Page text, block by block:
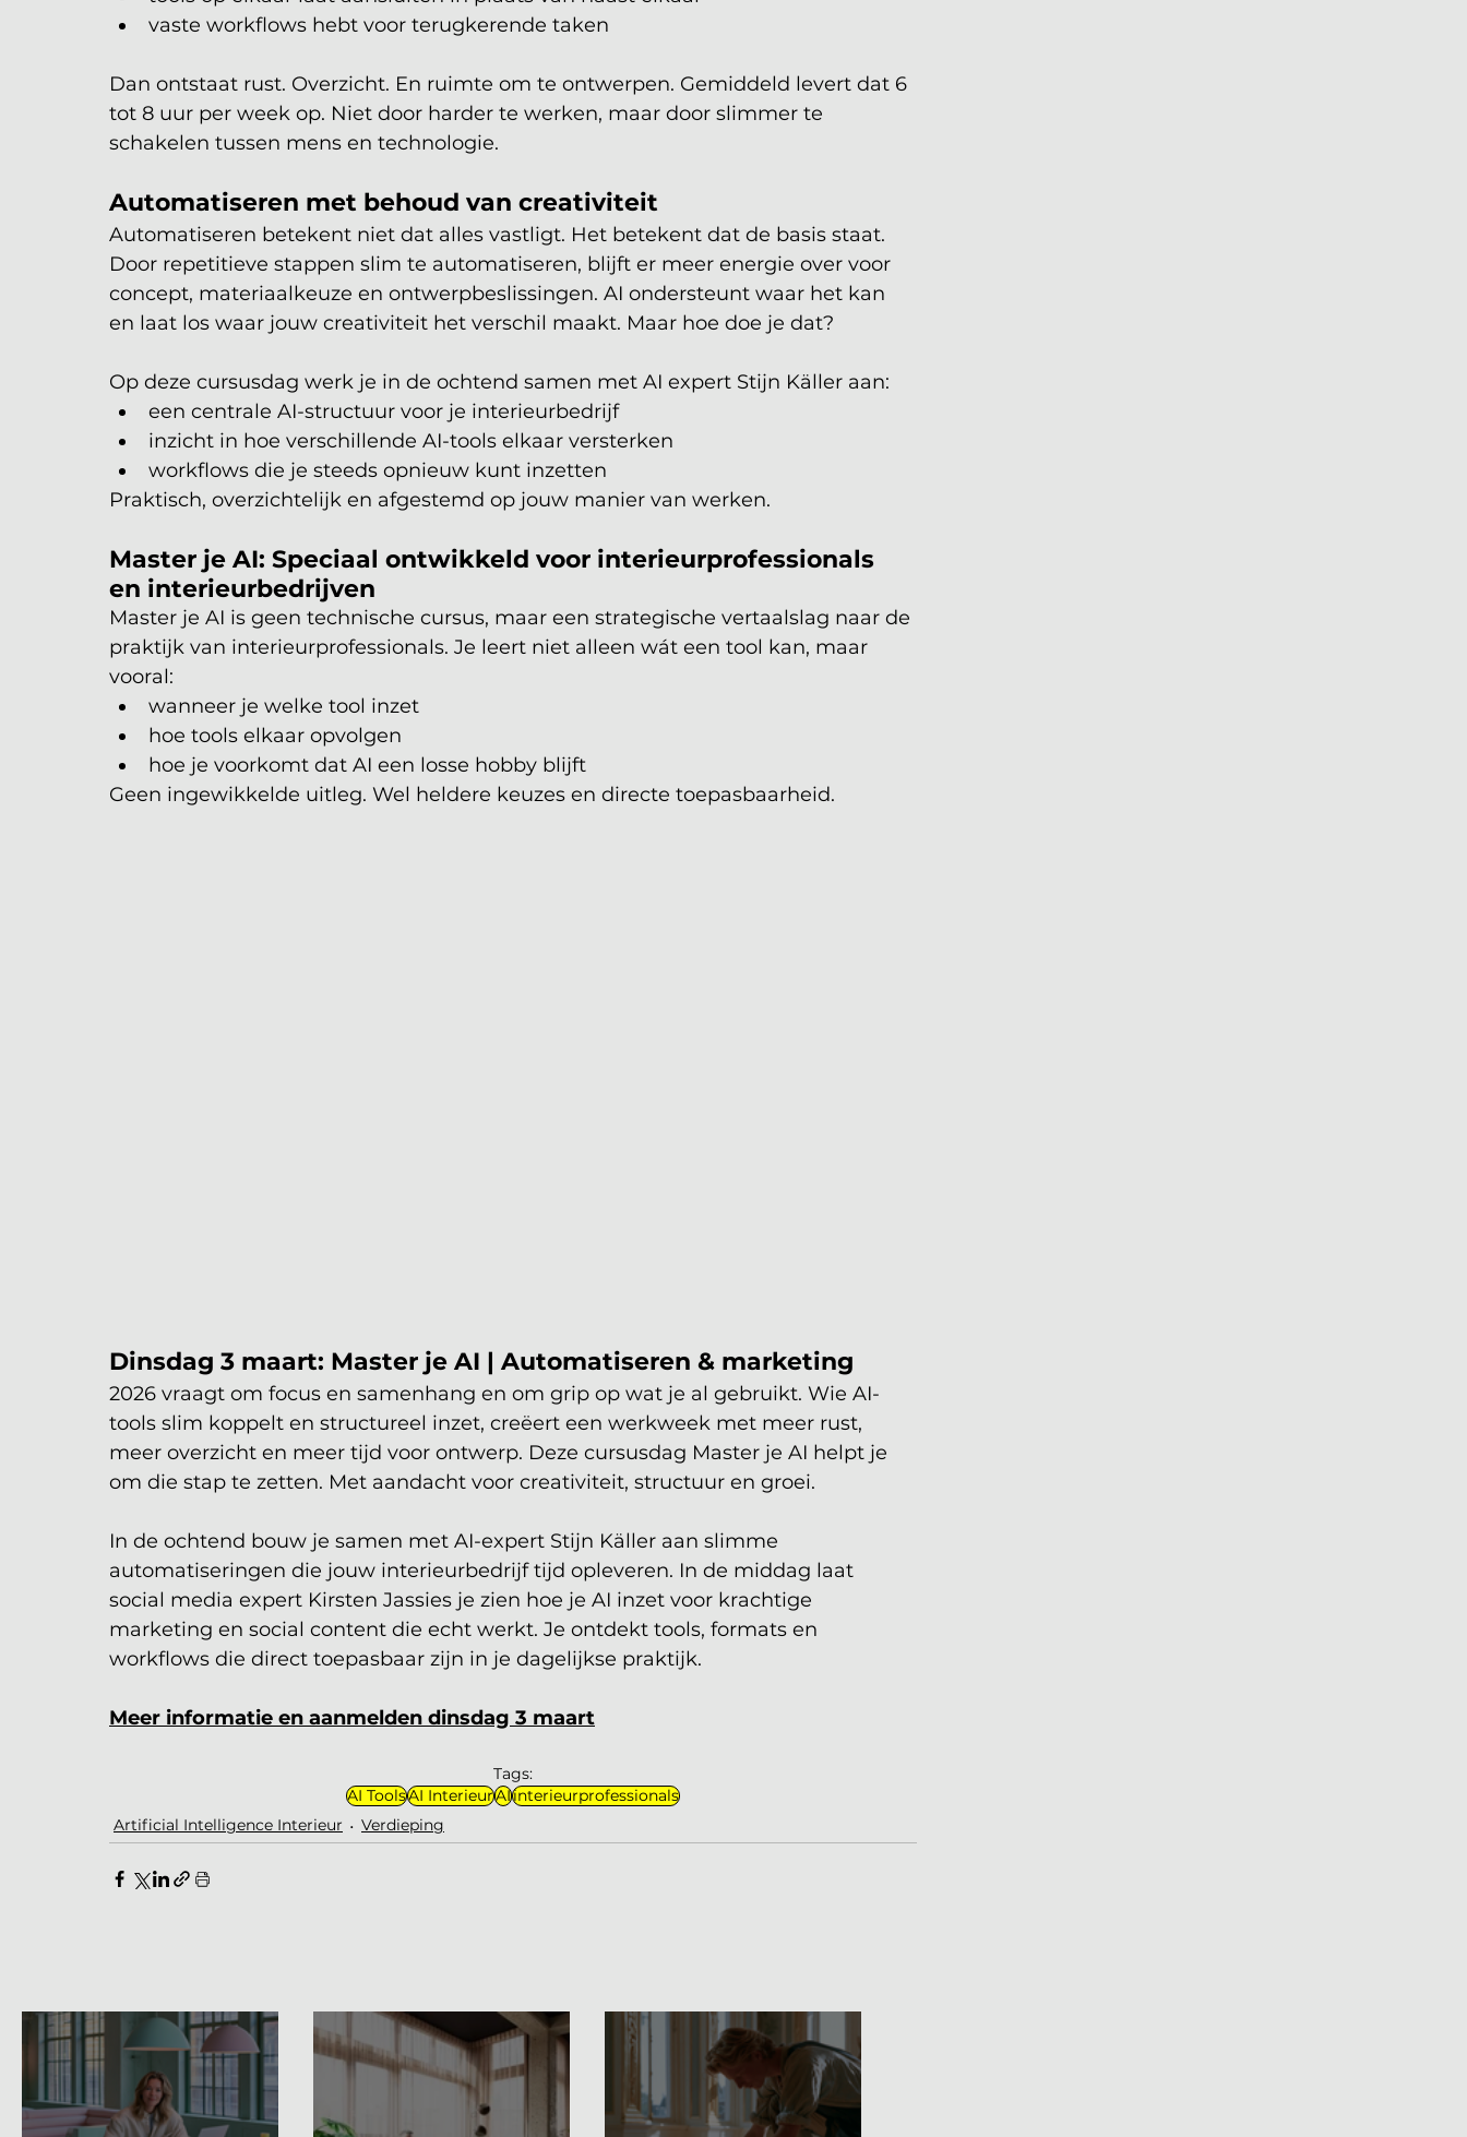
vaste workflows hebt voor terugkerende taken
Dan ontstaat rust. Overzicht. En ruimte om te ontwerpen. Gemiddeld levert dat 6
tot 8 uur per week op. Niet door harder te werken, maar door slimmer te
schakelen tussen mens en technologie.
Automatiseren met behoud van creativiteit
Automatiseren betekent niet dat alles vastligt. Het betekent dat de basis staat.
Door repetitieve stappen slim te automatiseren, blijft er meer energie over voor
concept, materiaalkeuze en ontwerpbeslissingen. AI ondersteunt waar het kan
en laat los waar jouw creativiteit het verschil maakt. Maar hoe doe je dat?
Op deze cursusdag werk je in de ochtend samen met AI expert Stijn Käller aan:
een centrale AI-structuur voor je interieurbedrijf
inzicht in hoe verschillende AI-tools elkaar versterken
workflows die je steeds opnieuw kunt inzetten
Praktisch, overzichtelijk en afgestemd op jouw manier van werken.
Master je AI: Speciaal ontwikkeld voor interieurprofessionals
en interieurbedrijven
Master je AI is geen technische cursus, maar een strategische vertaalslag naar de
praktijk van interieurprofessionals. Je leert niet alleen wát een tool kan, maar
vooral:
wanneer je welke tool inzet
hoe tools elkaar opvolgen
hoe je voorkomt dat AI een losse hobby blijft
Geen ingewikkelde uitleg. Wel heldere keuzes en directe toepasbaarheid.
Dinsdag 3 maart: Master je AI | Automatiseren & marketing
2026 vraagt om focus en samenhang en om grip op wat je al gebruikt. Wie AI-
tools slim koppelt en structureel inzet, creëert een werkweek met meer rust,
meer overzicht en meer tijd voor ontwerp. Deze cursusdag Master je AI helpt je
om die stap te zetten. Met aandacht voor creativiteit, structuur en groei.
In de ochtend bouw je samen met AI-expert Stijn Käller aan slimme
automatiseringen die jouw interieurbedrijf tijd opleveren. In de middag laat
social media expert Kirsten Jassies je zien hoe je AI inzet voor krachtige
marketing en social content die echt werkt. Je ontdekt tools, formats en
workflows die direct toepasbaar zijn in je dagelijkse praktijk.
Meer informatie en aanmelden dinsdag 3 maart
Tags:
AI ToolsAI InterieurAIinterieurprofessionals
Artificial Intelligence Interieur
Verdieping